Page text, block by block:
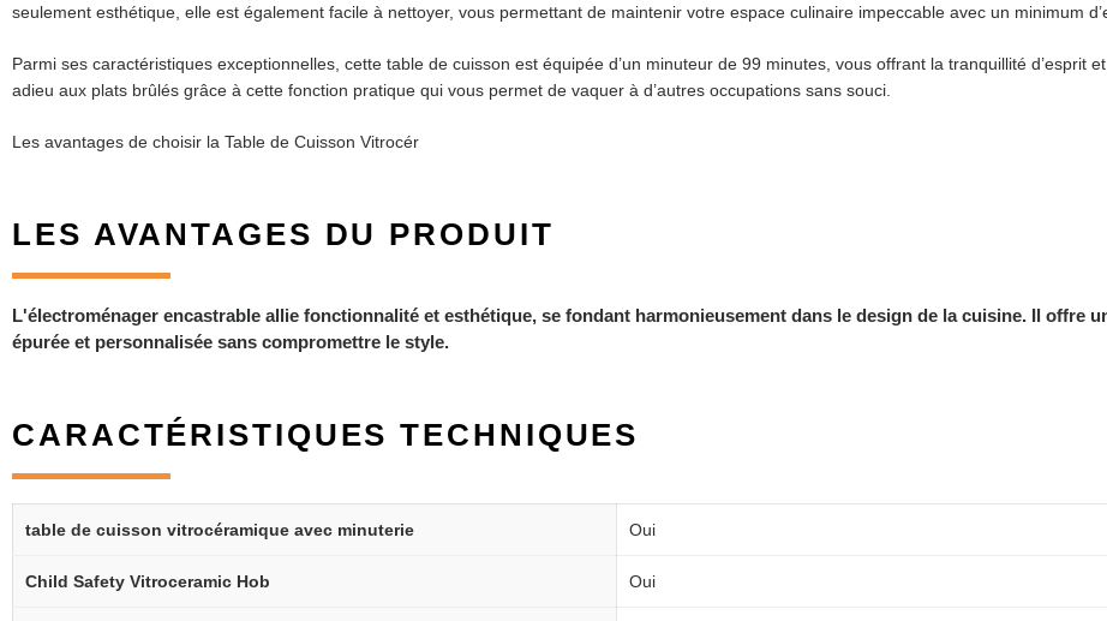
seulement esthétique, elle est également facile à nettoyer, vous permettant de maintenir votre espace culinaire impeccable avec un minimum
Parmi ses caractéristiques exceptionnelles, cette table de cuisson est équipée d’un minuteur de 99 minutes, vous offrant la tranquillité d’esprit
adieu aux plats brûlés grâce à cette fonction pratique qui vous permet de vaquer à d’autres occupations sans souci.
Les avantages de choisir la Table de Cuisson Vitrocér
LES AVANTAGES DU PRODUIT
L'électroménager encastrable allie fonctionnalité et esthétique, se fondant harmonieusement dans le design de la cuisine. Il offre
épurée et personnalisée sans compromettre le style.
CARACTÉRISTIQUES TECHNIQUES
table de cuisson vitrocéramique avec minuterie Oui
Child Safety Vitroceramic Hob Oui